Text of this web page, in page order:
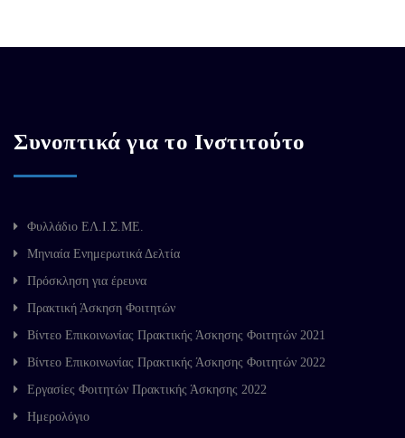
Συνοπτικά για το Ινστιτούτο
Φυλλάδιο ΕΛ.Ι.Σ.ΜΕ.
Μηνιαία Ενημερωτικά Δελτία
Πρόσκληση για έρευνα
Πρακτική Άσκηση Φοιτητών
Βίντεο Επικοινωνίας Πρακτικής Άσκησης Φοιτητών 2021
Βίντεο Επικοινωνίας Πρακτικής Άσκησης Φοιτητών 2022
Εργασίες Φοιτητών Πρακτικής Άσκησης 2022
Ημερολόγιο